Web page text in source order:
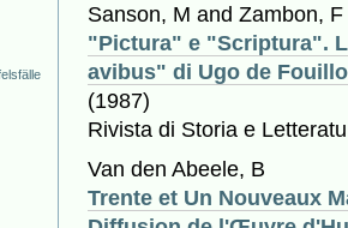
Sanson, M and Zambon, F
"Pictura" e "Scriptura".
avibus" di Ugo de
(1987)
Rivista di Storia e
Van den Abeele, B
Trente et Un Nouveaux